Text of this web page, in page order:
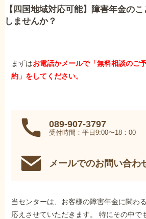
【四国地域対応可能】障害年金の
しませんか？
まずはお電話かメールで「無料相談のご
約」をしてください。
089-907-3797
受付時間：平日9:00〜18：00
メールでのお問い合わ
当センターは、お客様の障害年金に関わ
応えさせていただきます。 特にその中で